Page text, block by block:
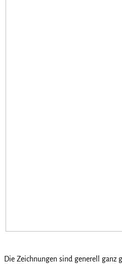
Die Zeichnungen sind generell